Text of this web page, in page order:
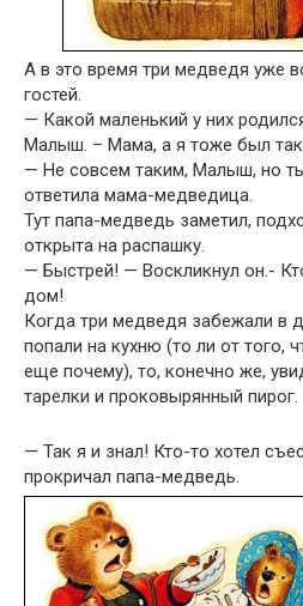
А в это время три медведя уже
гостей.
— Какой маленький у них
Малыш. – Мама, а я тоже был
— Не совсем таким, Малыш, но
ответила мама-медведица.
Тут папа-медведь заметил,
открыта на распашку.
— Быстрей! — Воскликнул он.-
дом!
Когда три медведя забежали в
попали на кухню (то ли от того,
еще почему), то, конечно же,
тарелки и проковырянный пирог.
— Так я и знал! Кто-то хотел
прокричал папа-медведь.